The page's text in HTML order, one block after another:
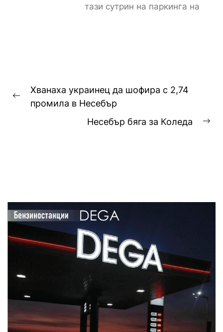
тази сутрин на паркинга на
Навигация
Previous
Хванаха украинец да шофира с 2,74
промила в Несебър
Несебър бяга за Коледа